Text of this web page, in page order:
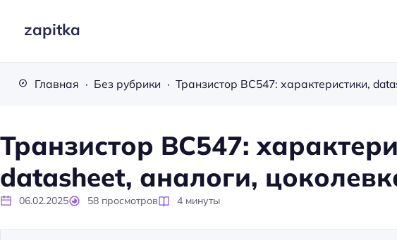
zapitka
Главная Без рубрики
Транзистор BC547:
datasheet, аналоги,
06.02.2025 58 просмотров 4 минуты